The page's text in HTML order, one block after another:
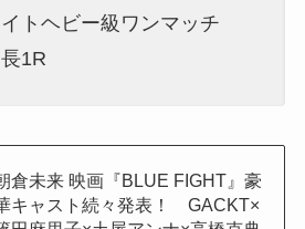
トヘビー級ワンマッチ
1R
倉未来 映画『BLUE FIGHT』豪
キャスト続々発表！ GACKT×